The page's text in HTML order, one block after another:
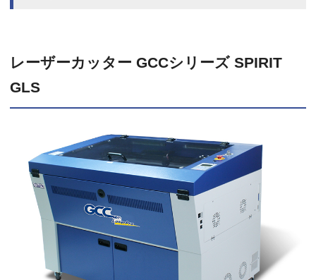
レーザーカッター GCCシリーズ SPIRIT
GLS